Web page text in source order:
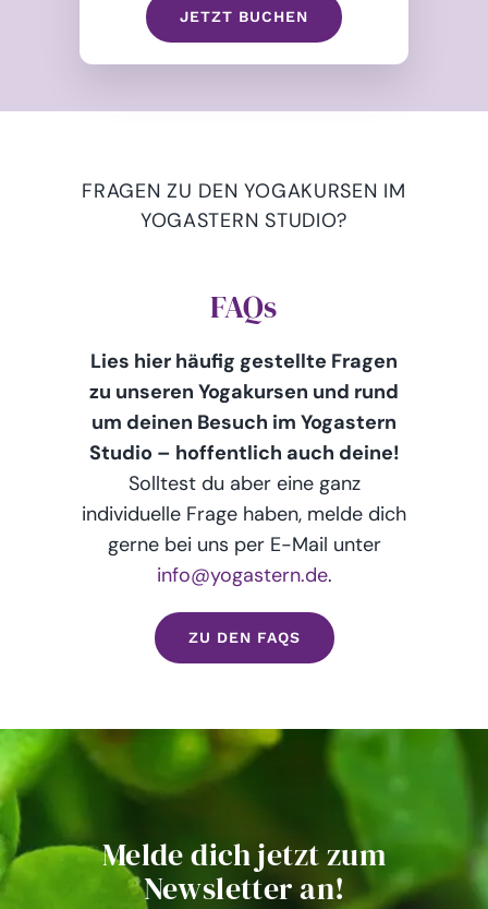
JETZT BUCHEN
FRAGEN ZU DEN YOGAKURSEN IM
YOGASTERN STUDIO?
FAQs
Lies hier häufig gestellte Fragen
zu unseren Yogakursen und rund
um deinen Besuch im Yogastern
Studio – hoffentlich auch deine!
Solltest du aber eine ganz
individuelle Frage haben, melde dich
gerne bei uns per E-Mail unter
info@yogastern.de.
ZU DEN FAQS
Melde dich jetzt zum
Newsletter an!